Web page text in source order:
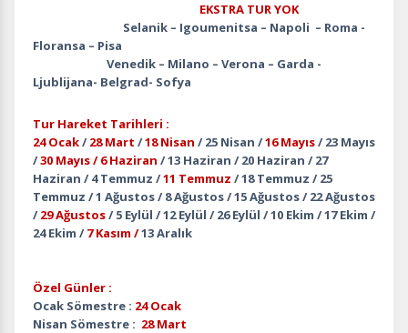
EKSTRA TUR YOK
Selanik – Igoumenitsa – Napoli – Roma -
Floransa – Pisa
Venedik – Milano – Verona – Garda -
Ljublijana- Belgrad- Sofya
Tur Hareket Tarihleri :
24 Ocak/28 Mart /18 Nisan / 25 Nisan /16 Mayıs/ 23 Mayıs
/30 Mayıs / 6 Haziran / 13 Haziran / 20 Haziran / 27
Haziran / 4 Temmuz /11 Temmuz / 18 Temmuz / 25
Temmuz / 1 Ağustos / 8 Ağustos / 15 Ağustos / 22 Ağustos
/29 Ağustos/ 5 Eylül / 12 Eylül / 26 Eylül / 10 Ekim / 17 Ekim /
24 Ekim /7 Kasım /13 Aralık
Özel Günler :
Ocak Sömestre : 24 Ocak
Nisan Sömestre : 28 Mart